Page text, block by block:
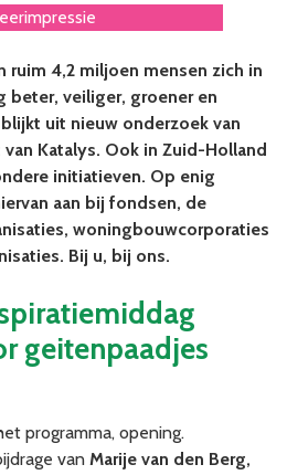
ruim 4,2 miljoen mensen zich in
beter, veiliger, groener en
uit nieuw onderzoek van
Katalys. Ook in Zuid-Holland
initiatieven. Op enig
aan bij fondsen, de
woningbouwcorporaties
Bij u, bij ons.
geitenpaadjes
programma, opening.
van Marije van den Berg,